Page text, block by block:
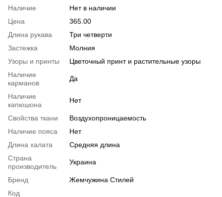
Наличие
Нет в наличии
Цена
365.00
Длина рукава
Три четверти
Застежка
Молния
Узоры и принты
Цветочный принт и растительные узоры
Наличие
карманов
Да
Наличие
капюшона
Нет
Свойства ткани
Воздухопроницаемость
Наличие пояса
Нет
Длина халата
Средняя длина
Страна
производитель
Украина
Бренд
Жемчужина Стилей
Код